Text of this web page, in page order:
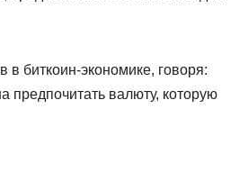
в биткоин-экономике, говоря:
предпочитать валюту, которую